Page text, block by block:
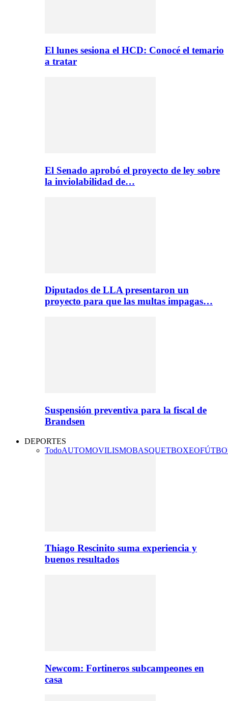
El lunes sesiona el HCD: Conocé el temario
a tratar
El Senado aprobó el proyecto de ley sobre
la inviolabilidad de…
Diputados de LLA presentaron un
proyecto para que las multas impagas…
Suspensión preventiva para la fiscal de
Brandsen
DEPORTES
TodoAUTOMOVILISMOBASQUETBOXEO
Thiago Rescinito suma experiencia y
buenos resultados
Newcom: Fortineros subcampeones en
casa